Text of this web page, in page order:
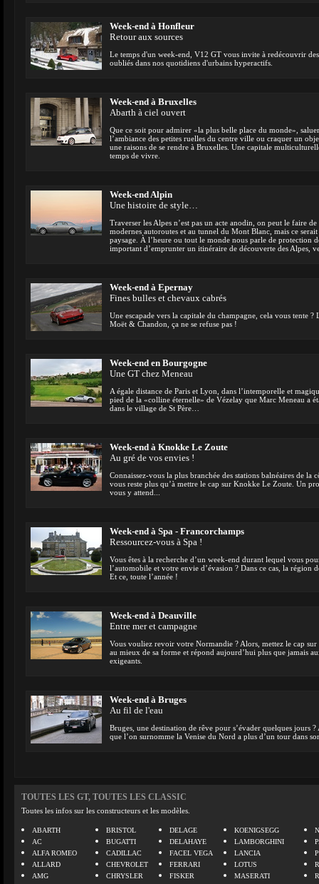
Week-end à Honfleur
Retour aux sources
Le temps d'un week-end, V12 GT vous invite à redécouvrir
oubliés dans nos quotidiens d'urbains hyperactifs.
Week-end à Bruxelles
Abarth à ciel ouvert
Que ce soit pour admirer «la plus belle place du monde»,
l’ambiance des petites ruelles du centre ville ou craquer un
une raisons de se rendre à Bruxelles. Une capitale
temps de vivre.
Week-end Alpin
Une histoire de style…
Traverser les Alpes n’est pas un acte anodin, on peut le faire
modernes autoroutes et au tunnel du Mont Blanc, mais ce
paysage. À l’heure ou tout le monde nous parle de protection
important d’emprunter un itinéraire de découverte des Alpes,
Week-end à Epernay
Fines bulles et chevaux cabrés
Une escapade vers la capitale du champagne, cela vous tente
Moët & Chandon, ça ne se refuse pas !
Week-end en Bourgogne
Une GT chez Meneau
A égale distance de Paris et Lyon, dans l’intemporelle et
pied de la «colline éternelle» de Vézelay que Marc Meneau a
dans le village de St Père…
Week-end à Knokke Le Zoute
Au gré de vos envies !
Connaissez-vous la plus branchée des stations balnéaires de la
vous reste plus qu’à mettre le cap sur Knokke Le Zoute. Un
vous y attend...
Week-end à Spa - Francorchamps
Ressourcez-vous à Spa !
Vous êtes à la recherche d’un week-end durant lequel vous
l’automobile et votre envie d’évasion ? Dans ce cas, la région
Et ce, toute l’année !
Week-end à Deauville
Entre mer et campagne
Vous vouliez revoir votre Normandie ? Alors, mettez le cap
au mieux de sa forme et répond aujourd’hui plus que jamais
exigeants.
Week-end à Bruges
Au fil de l'eau
Bruges, une destination de rêve pour s’évader quelques jours
que l’on surnomme la Venise du Nord a plus d’un tour dans
TOUTES LES GT, TOUTES LES CLASSIC
Toutes les infos sur les constructeurs et les modèles.
ABARTH
AC
ALFA ROMEO
ALLARD
AMG
BRISTOL
BUGATTI
CADILLAC
CHEVROLET
CHRYSLER
DELAGE
DELAHAYE
FACEL VEGA
FERRARI
FISKER
KOENIGSEGG
LAMBORGHINI
LANCIA
LOTUS
MASERATI